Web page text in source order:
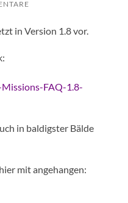
in Version 1.8 vor.
FAQ-1.8-
in baldigster Bälde
mit angehangen: